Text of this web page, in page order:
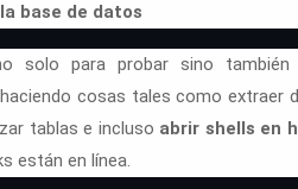
base de datos
solo para probar sino también
cosas tales como extraer
tablas e incluso abrir shells en
están en línea.